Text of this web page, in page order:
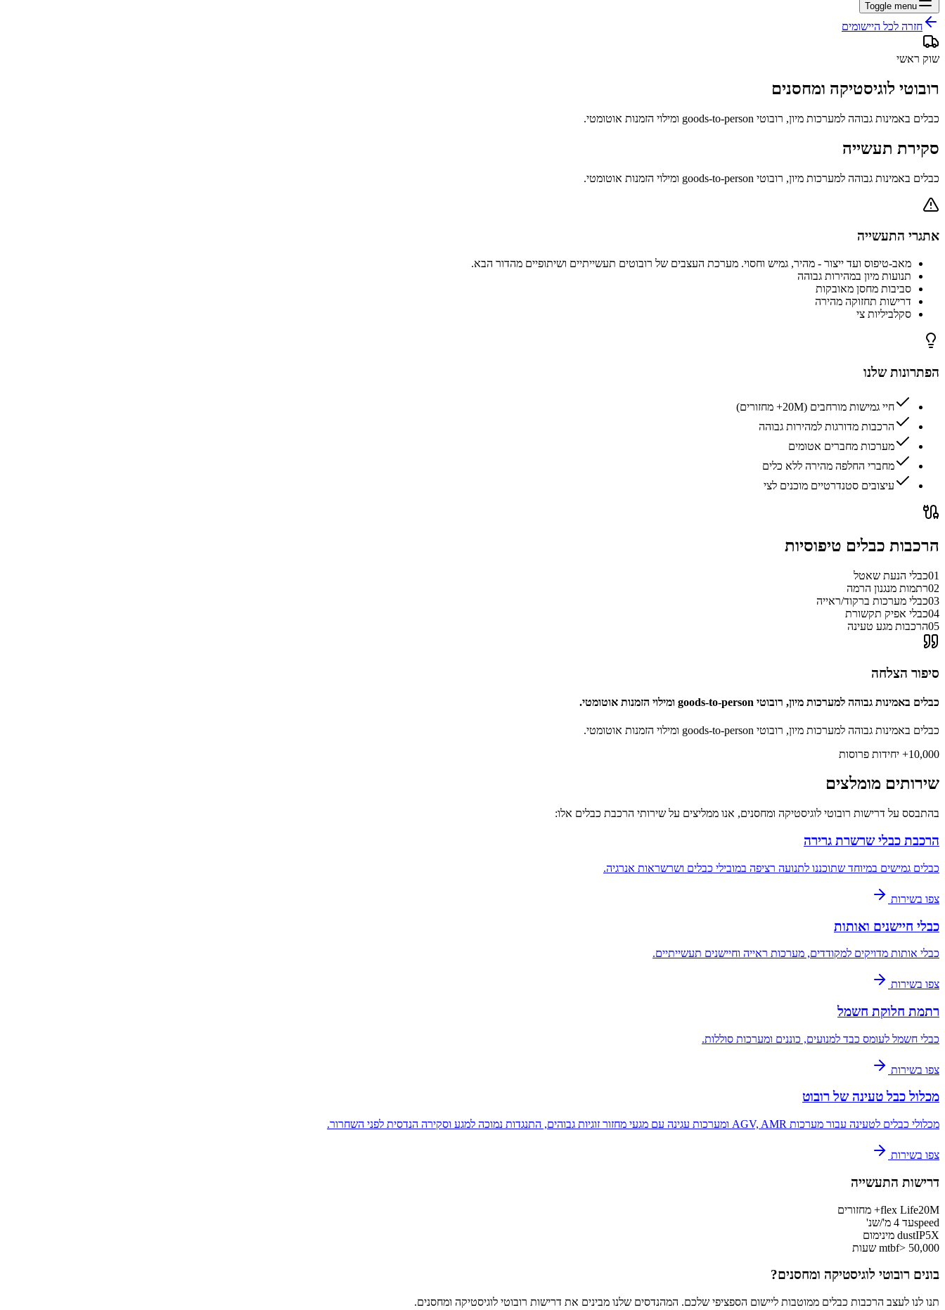
Toggle menu
חזרה לכל היישומים
שוק ראשי
רובוטי לוגיסטיקה ומחסנים
כבלים באמינות גבוהה למערכות מיון, רובוטי goods-to-person ומילוי הזמנות אוטומטי.
סקירת תעשייה
כבלים באמינות גבוהה למערכות מיון, רובוטי goods-to-person ומילוי הזמנות אוטומטי.
אתגרי התעשייה
מאב-טיפוס ועד ייצור - מהיר, גמיש וחסוי. מערכת העצבים של רובוטים תעשייתיים ושיתופיים מהדור הבא.
תנועות מיון במהירות גבוהה
סביבות מחסן מאובקות
דרישות תחזוקה מהירה
סקלביליות צי
הפתרונות שלנו
חיי גמישות מורחבים (20M+ מחזורים)
הרכבות מדורגות למהירות גבוהה
מערכות מחברים אטומים
מחברי החלפה מהירה ללא כלים
עיצובים סטנדרטיים מוכנים לצי
הרכבות כבלים טיפוסיות
01כבלי הנעת שאטל
02רתמות מנגנון הרמה
03כבלי מערכות ברקוד/ראייה
04כבלי אפיק תקשורת
05הרכבות מגע טעינה
סיפור הצלחה
כבלים באמינות גבוהה למערכות מיון, רובוטי goods-to-person ומילוי הזמנות אוטומטי.
כבלים באמינות גבוהה למערכות מיון, רובוטי goods-to-person ומילוי הזמנות אוטומטי.
10,000+ יחידות פרוסות
שירותים מומלצים
בהתבסס על דרישות רובוטי לוגיסטיקה ומחסנים, אנו ממליצים על שירותי הרכבת כבלים אלו:
הרכבת כבלי שרשרת גרירה
כבלים גמישים במיוחד שתוכננו לתנועה רציפה במובילי כבלים ושרשראות אנרגיה.
צפו בשירות
כבלי חיישנים ואותות
כבלי אותות מדויקים למקודדים, מערכות ראייה וחיישנים תעשייתיים.
צפו בשירות
רתמת חלוקת חשמל
כבלי חשמל לעומס כבד למנועים, כוננים ומערכות סוללות.
צפו בשירות
מכלול כבל טעינה של רובוט
מכלולי כבלים לטעינה עבור מערכות AGV, AMR ומערכות עגינה עם מגעי מחזור זוגיות גבוהים, התנגדות נמוכה למגע וסקירה הנדסית לפני השחרור.
צפו בשירות
דרישות התעשייה
flex Life20M+ מחזורים
speedעד 4 מ'/שנ'
dustIP5X מינימום
mtbf> 50,000 שעות
בונים רובוטי לוגיסטיקה ומחסנים?
תנו לנו לעצב הרכבות כבלים ממוטבות ליישום הספציפי שלכם. המהנדסים שלנו מבינים את דרישות רובוטי לוגיסטיקה ומחסנים.